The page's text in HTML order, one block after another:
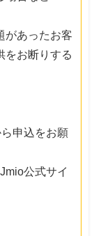
があったお客
をお断りする
申込をお願
公式サイ